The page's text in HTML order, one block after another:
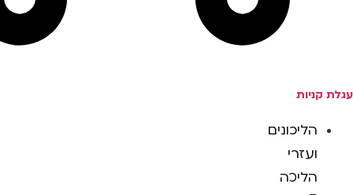
עגלת קניות
הליכונים
ועזרי
הליכה